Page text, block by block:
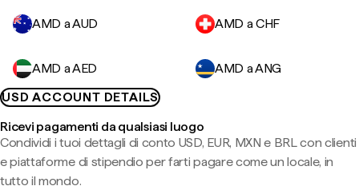
AMD a AUD AMD a CHF
AMD a AED
AMD a ANG
USD ACCOUNT DETAILS
Ricevi pagamenti da qualsiasi luogo
Condividi i tuoi dettagli di conto USD, EUR, MXN e BRL con clienti
e piattaforme di stipendio per farti pagare come un locale, in
tutto il mondo.